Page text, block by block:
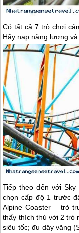
Có tất cả 7 trò chơi
Hãy nạp năng lượng
Tiếp theo đến với
chọn cấp độ 1 trước
Alpine Coaster – trò
thấy thích thú với 2 trò
siêu tốc; đu dây văng